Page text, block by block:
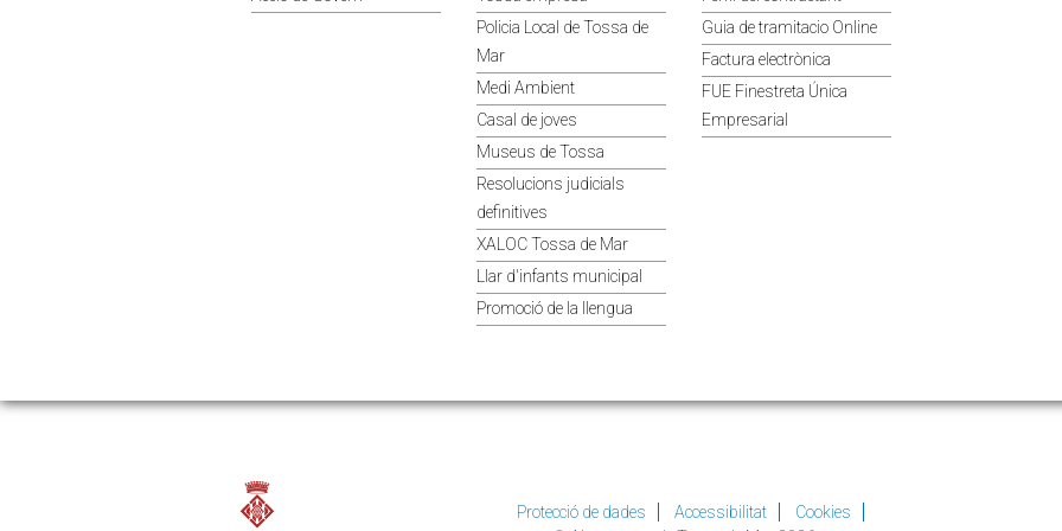
Policia Local de Tossa de
Mar
Medi Ambient
Casal de joves
Museus de Tossa
Resolucions judicials
definitives
XALOC Tossa de Mar
Llar d'infants municipal
Promoció de la llengua
Guia de tramitacio Online
Factura electrònica
FUE Finestreta Única
Empresarial
Protecció de dades Accessibilitat
Cookies